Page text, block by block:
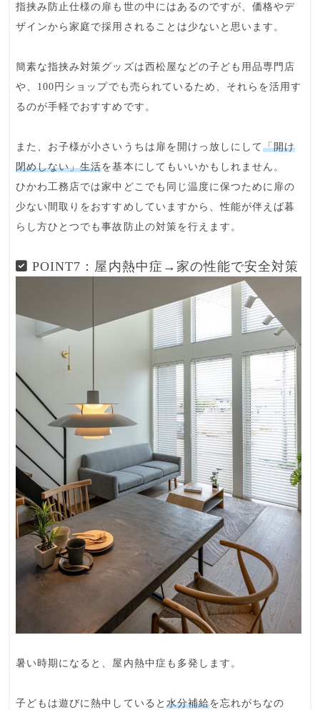
指挟み防止仕様の扉も世の中にはあるのですが、価格やデ
ザインから家庭で採用されることは少ないと思います。
簡素な指挟み対策グッズは西松屋などの子ども用品専門店
や、100円ショップでも売られているため、それらを活用す
るのが手軽でおすすめです。
また、お子様が小さいうちは扉を開けっ放しにして「開け
閉めしない」生活を基本にしてもいいかもしれません。
ひかわ工務店では家中どこでも同じ温度に保つために 扉の
少ない間取り をおすすめしていますから、性能が伴えば暮
らし方ひとつでも事故防止の対策を行えます。
POINT7：屋内熱中症→家の性能で安全対策
暑い時期になると、屋内熱中症も多発します。
子どもは遊びに熱中していると 水分補給を忘れがちなの